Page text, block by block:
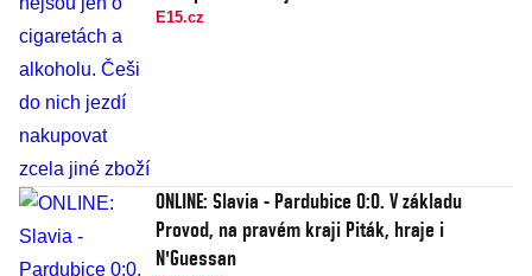
E15.cz
ONLINE: Slavia - Pardubice 0:0. V základu
Provod, na pravém kraji Piták, hraje i
N'Guessan